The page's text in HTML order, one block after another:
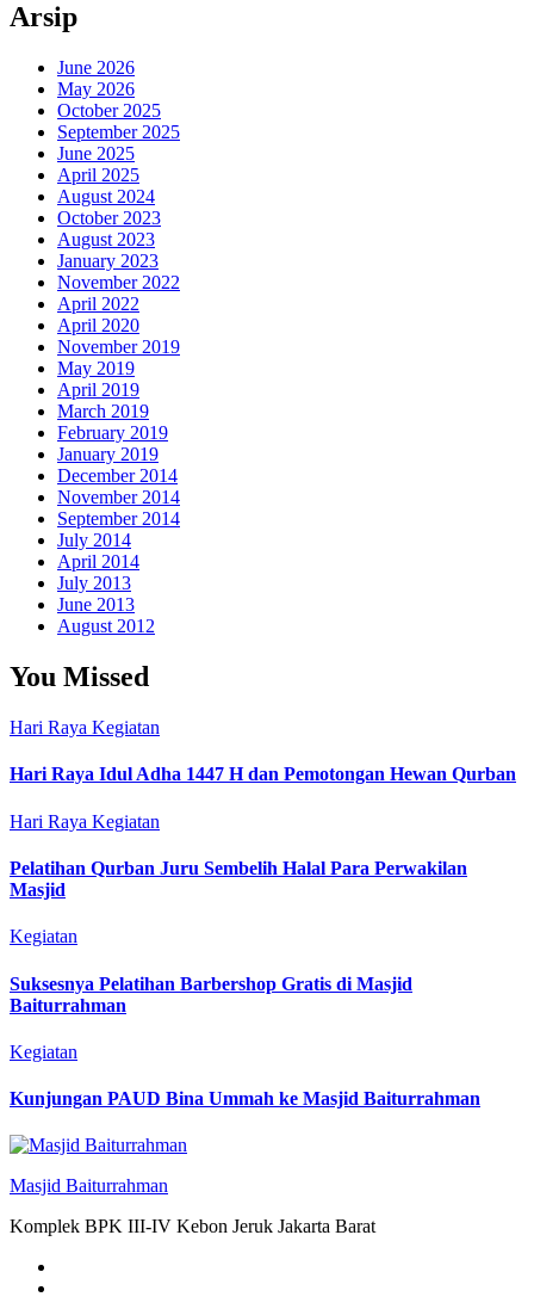
Arsip
June 2026
May 2026
October 2025
September 2025
June 2025
April 2025
August 2024
October 2023
August 2023
January 2023
November 2022
April 2022
April 2020
November 2019
May 2019
April 2019
March 2019
February 2019
January 2019
December 2014
November 2014
September 2014
July 2014
April 2014
July 2013
June 2013
August 2012
You Missed
Hari Raya Kegiatan
Hari Raya Idul Adha 1447 H dan Pemotongan Hewan Qurban
Hari Raya Kegiatan
Pelatihan Qurban Juru Sembelih Halal Para Perwakilan
Masjid
Kegiatan
Suksesnya Pelatihan Barbershop Gratis di Masjid
Baiturrahman
Kegiatan
Kunjungan PAUD Bina Ummah ke Masjid Baiturrahman
Masjid Baiturrahman
Komplek BPK III-IV Kebon Jeruk Jakarta Barat